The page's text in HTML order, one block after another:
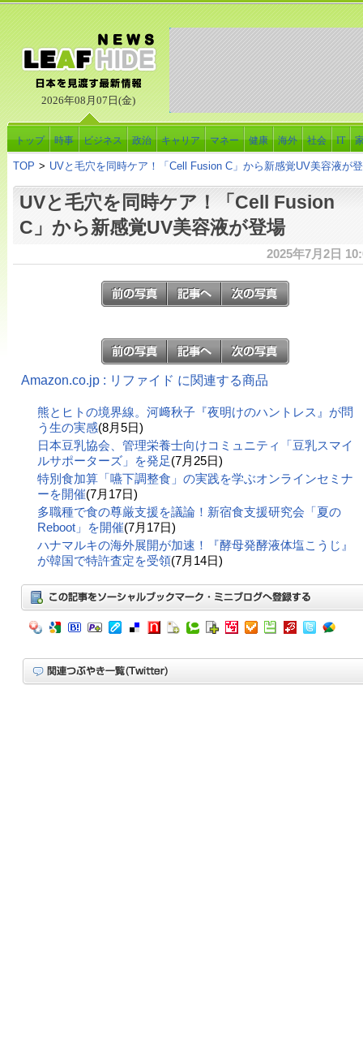
2026年08月07日(金)
トップ 時事 ビジネス 政治 キャリア マネー 健康 海外 社会 IT
TOP > UVと毛穴を同時ケア！「Cell Fusion C」から新感覚UV美容液が
UVと毛穴を同時ケア！「Cell Fusion
C」から新感覚UV美容液が登場
2025年7月2日
Amazon.co.jp : リファイド に関連する商品
熊とヒトの境界線。河﨑秋子『夜明けのハントレス』が問
う生の実感(8月5日)
日本豆乳協会、管理栄養士向けコミュニティ「豆乳スマイ
ルサポーターズ」を発足(7月25日)
特別食加算「嚥下調整食」の実践を学ぶオンラインセミナ
ーを開催(7月17日)
多職種で食の尊厳支援を議論！新宿食支援研究会「夏の
Reboot」を開催(7月17日)
ハナマルキの海外展開が加速！『酵母発酵液体塩こうじ』
が韓国で特許査定を受領(7月14日)